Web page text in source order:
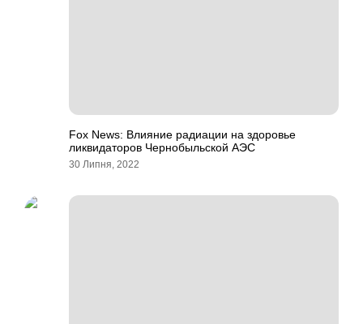
Fox News: Влияние радиации на здоровье
ликвидаторов Чернобыльской АЭС
30 Липня, 2022